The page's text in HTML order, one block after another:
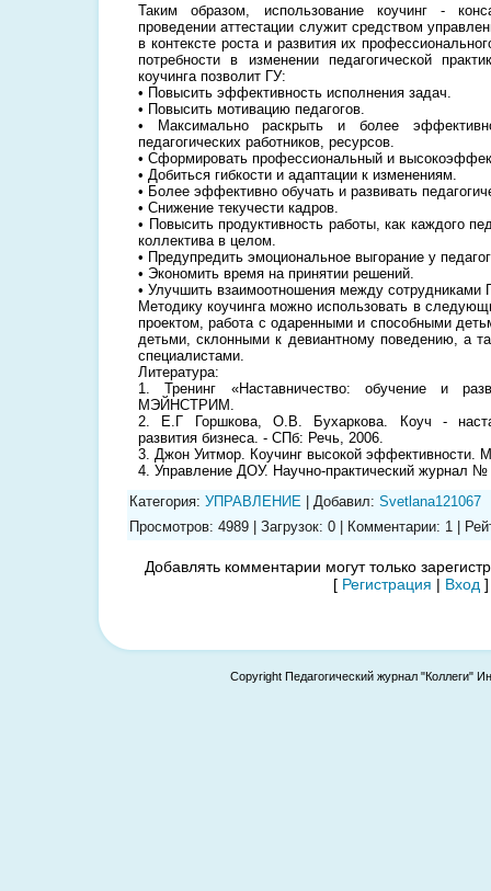
Таким образом, использование коучинг -
проведении аттестации служит средством
в контексте роста и развития их
потребности в изменении педагогической
коучинга позволит ГУ:
• Повысить эффективность исполнения задач.
• Повысить мотивацию педагогов.
• Максимально раскрыть и более
педагогических работников, ресурсов.
• Сформировать профессиональный и
• Добиться гибкости и адаптации к изменениям.
• Более эффективно обучать и развивать
• Снижение текучести кадров.
• Повысить продуктивность работы, как каждого
коллектива в целом.
• Предупредить эмоциональное выгорание у
• Экономить время на принятии решений.
• Улучшить взаимоотношения между сотрудниками
Методику коучинга можно использовать в
проектом, работа с одаренными и способными
детьми, склонными к девиантному поведению, а
специалистами.
Литература:
1. Тренинг «Наставничество: обучение и
МЭЙНСТРИМ.
2. Е.Г Горшкова, О.В. Бухаркова. Коуч -
развития бизнеса. - СПб: Речь, 2006.
3. Джон Уитмор. Коучинг высокой эффективности.
4. Управление ДОУ. Научно-практический журнал №
Категория: УПРАВЛЕНИЕ Добавил: Svetlana121067
Просмотров: 4989 Загрузок: 0 Комментарии: 1
Добавлять комментарии могут только
[ Регистрация | Вход ]
Copyright Педагогический журнал "Коллеги"